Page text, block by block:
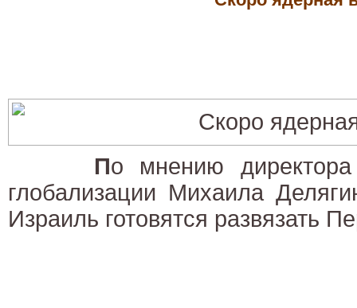
По мнению
глобализации Михаила
Израиль готовятся развязать